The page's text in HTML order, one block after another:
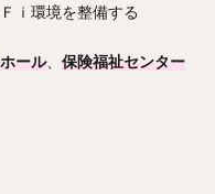
ｉ環境を整備する
ール、 保険福祉センター